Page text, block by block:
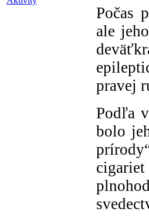
Počas
ale
pravej
Podľa
bolo